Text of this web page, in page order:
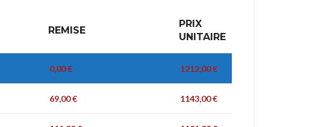
REMISE
PRIX
UNITAIRE
0,00€ 1212,00€
69,00€ 1143,00€